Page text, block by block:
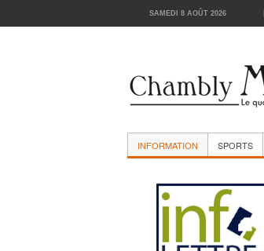
SAMEDI 8 AOÛT 2026
INFORMATION SPORTS